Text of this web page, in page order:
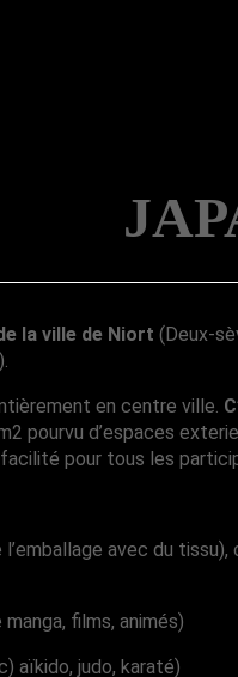
la ville de Niort (Deux-
en centre ville.
pourvu d’espaces
pour tous les
avec du
films, animés)
aïkido, judo, karaté)